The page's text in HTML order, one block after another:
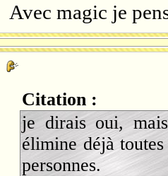
Avec magic je
Citation :
je dirais oui,
élimine déjà
personnes.